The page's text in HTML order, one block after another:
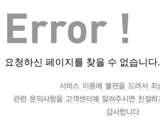
요청하신 페이지를 찾을 수 없습니다.